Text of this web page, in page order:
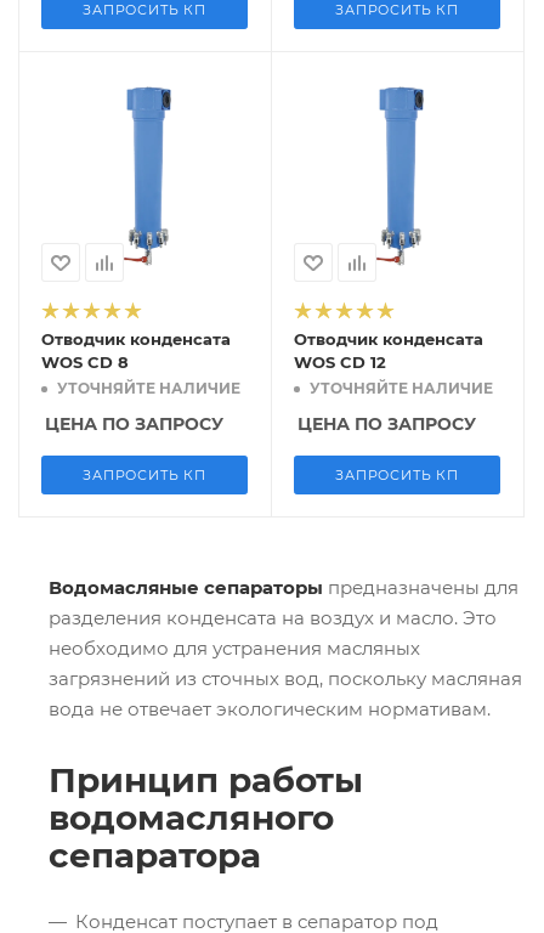
ЗАПРОСИТЬ КП ЗАПРОСИТЬ КП
Отводчик конденсата
WOS CD 8
УТОЧНЯЙТЕ НАЛИЧИЕ
ЦЕНА ПО ЗАПРОСУ
ЗАПРОСИТЬ КП
Отводчик конденсата
WOS CD 12
УТОЧНЯЙТЕ НАЛИЧИЕ
ЦЕНА ПО ЗАПРОСУ
ЗАПРОСИТЬ КП
Водомасляные сепараторы предназначены для
разделения конденсата на воздух и масло. Это
необходимо для устранения масляных
загрязнений из сточных вод, поскольку масляная
вода не отвечает экологическим нормативам.
Принцип работы
водомасляного
сепаратора
Конденсат поступает в сепаратор под